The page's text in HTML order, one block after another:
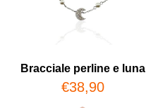
Bracciale perline e luna
€38,90